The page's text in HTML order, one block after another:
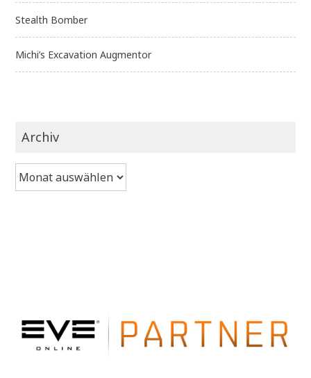
Stealth Bomber
Michi’s Excavation Augmentor
Archiv